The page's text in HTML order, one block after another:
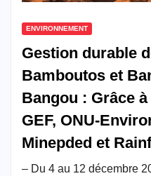
ENVIRONNEMENT
Gestion durable
Bamboutos et
Bangou : Grâce
GEF, ONU-
Minepded et
intensifient la
– Du 4 au 12 décembre